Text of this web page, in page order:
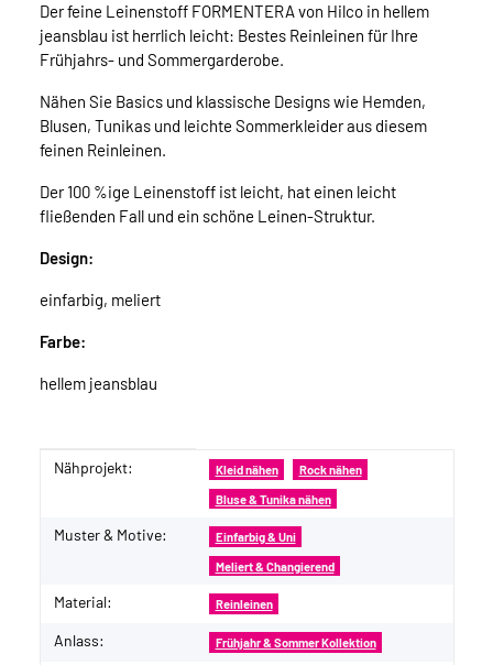
Der feine Leinenstoff FORMENTERA von Hilco in hellem
jeansblau ist herrlich leicht: Bestes Reinleinen für Ihre
Frühjahrs- und Sommergarderobe.
Nähen Sie Basics und klassische Designs wie Hemden,
Blusen, Tunikas und leichte Sommerkleider aus diesem
feinen Reinleinen.
Der 100 %ige Leinenstoff ist leicht, hat einen leicht
fließenden Fall und ein schöne Leinen-Struktur.
Design:
einfarbig, meliert
Farbe:
hellem jeansblau
Produkteigenschaft
Wert
Nähprojekt: Kleid nähen Rock nähen
Bluse & Tunika nähen
Muster & Motive: Einfarbig & Uni
Meliert & Changierend
Material: Reinleinen
Anlass: Frühjahr & Sommer Kollektion